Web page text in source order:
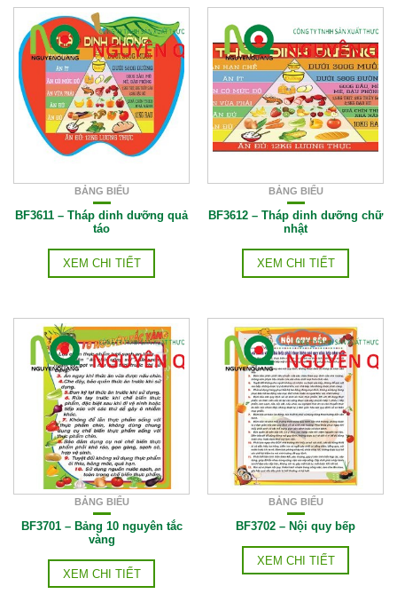
BẢNG BIỂU
BF3611 – Tháp dinh dưỡng quả
táo
XEM CHI TIẾT
BẢNG BIỂU
BF3612 – Tháp dinh dưỡng chữ
nhật
XEM CHI TIẾT
BẢNG BIỂU
BF3701 – Bảng 10 nguyên tắc
vàng
XEM CHI TIẾT
BẢNG BIỂU
BF3702 – Nội quy bếp
XEM CHI TIẾT